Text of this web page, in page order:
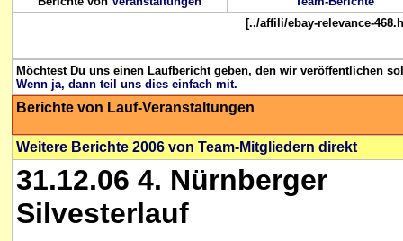
[../affili/ebay-relevance-
Möchtest Du uns einen Laufbericht geben, den wir veröffentlichen
Wenn ja, dann teil uns dies einfach mit.
Berichte von Lauf-Veranstaltungen
Weitere Berichte 2006 von Team-Mitgliedern direkt
31.12.06 4. Nürnberger
Silvesterlauf